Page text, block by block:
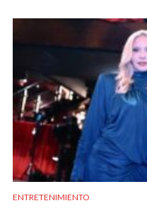
ENTRETENIMIENTO